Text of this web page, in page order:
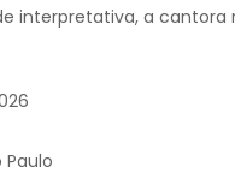
interpretativa, a
Paulo